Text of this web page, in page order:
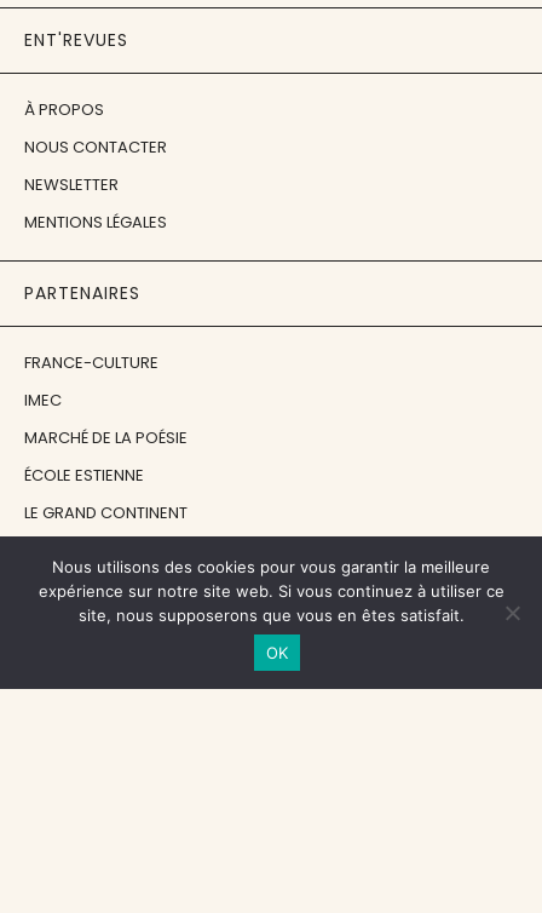
ENT'REVUES
À PROPOS
NOUS CONTACTER
NEWSLETTER
MENTIONS LÉGALES
PARTENAIRES
FRANCE-CULTURE
IMEC
MARCHÉ DE LA POÉSIE
ÉCOLE ESTIENNE
LE GRAND CONTINENT
EN ATTENDANT NADEAU
Nous utilisons des cookies pour vous garantir la meilleure
expérience sur notre site web. Si vous continuez à utiliser ce
site, nous supposerons que vous en êtes satisfait.
OK